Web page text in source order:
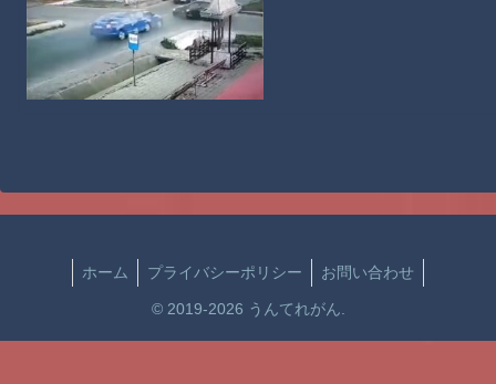
ホーム プライバシーポリシー お問い合わせ
© 2019-2026 うんてれがん.